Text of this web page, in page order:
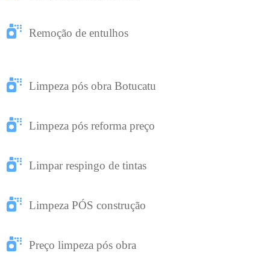
Remoção de entulhos
Limpeza pós obra Botucatu
Limpeza pós reforma preço
Limpar respingo de tintas
Limpeza PÓS construção
Preço limpeza pós obra